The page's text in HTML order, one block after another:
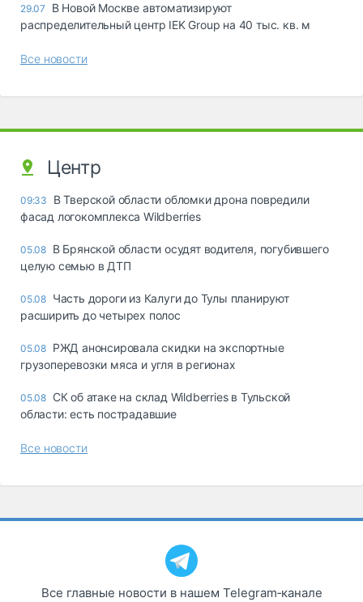
29.07
В Новой Москве автоматизируют
распределительный центр IEK Group на 40 тыс. кв. м
Все новости
Центр
09:33
В Тверской области обломки дрона повредили
фасад логокомплекса Wildberries
05.08 В Брянской области осудят водителя, погубившего
целую семью в ДТП
05.08 Часть дороги из Калуги до Тулы планируют
расширить до четырех полос
05.08 РЖД анонсировала скидки на экспортные
грузоперевозки мяса и угля в регионах
05.08 СК об атаке на склад Wildberries в Тульской
области: есть пострадавшие
Все новости
Все главные новости в нашем Telegram‑канале